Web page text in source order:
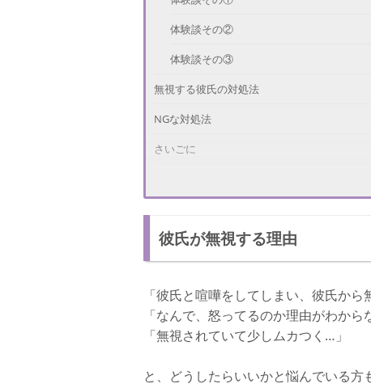
体験談その②
体験談その③
無視する彼氏の対処法
NGな対処法
さいごに
彼氏が無視する理由
「彼氏と喧嘩をしてしまい、彼氏か
「なんで、怒ってるのか理由がわから
「無視されていて少しムカつく…」
と、どうしたらいいかと悩んでいる方